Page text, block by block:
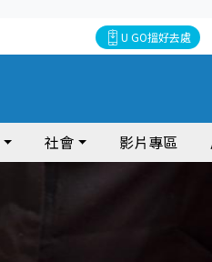
U GO搵好去處
社會 影片專區